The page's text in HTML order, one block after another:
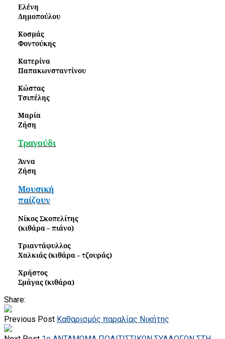
Ελένη
Δημοπούλου
Κοσμάς
Φοντούκης
Κατερίνα
Παπακωνσταντίνου
Κώστας
Τσιπέλης
Μαρία
Ζήση
Τραγούδι
Άννα
Ζήση
Μουσική
παίζουν
Νίκος Σκοπελίτης
(κιθάρα – πιάνο)
Τριαντάφυλλος
Χαλκιάς (κιθάρα – τζουράς)
Χρήστος
Σμάγας (κιθάρα)
Share:
Previous Post Καθαρισμός παραλίας Νικήτης